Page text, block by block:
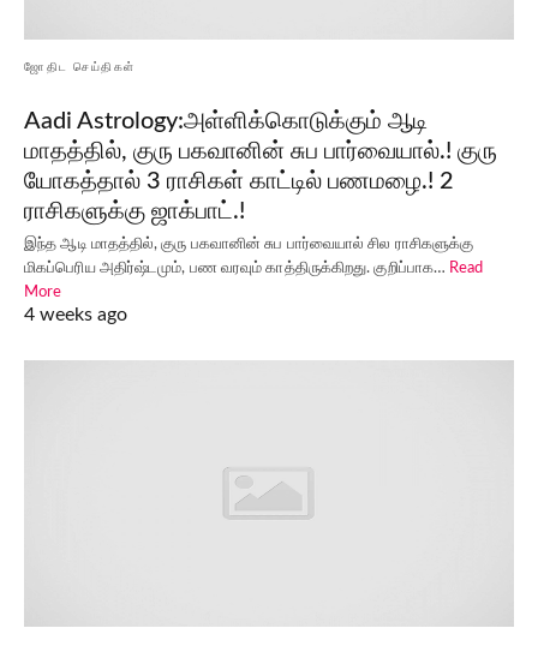
ஜோதிட செய்திகள்
Aadi Astrology:அள்ளிக்கொடுக்கும் ஆடி
மாதத்தில், குரு பகவானின் சுப பார்வையால்.! குரு
யோகத்தால் 3 ராசிகள் காட்டில் பணமழை.! 2
ராசிகளுக்கு ஜாக்பாட்.!
இந்த ஆடி மாதத்தில், குரு பகவானின் சுப பார்வையால் சில ராசிகளுக்கு
மிகப்பெரிய அதிர்ஷ்டமும், பண வரவும் காத்திருக்கிறது. குறிப்பாக… Read
More
4 weeks ago